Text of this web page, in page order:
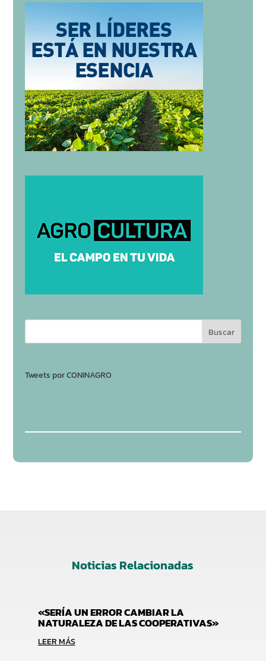
Tweets por CONINAGRO
Noticias Relacionadas
«SERÍA UN ERROR CAMBIAR LA
NATURALEZA DE LAS COOPERATIVAS»
LEER MÁS